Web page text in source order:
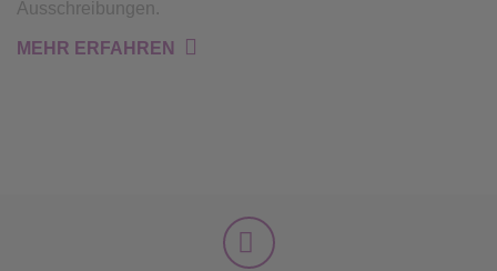
Ausschreibungen.
MEHR ERFAHREN